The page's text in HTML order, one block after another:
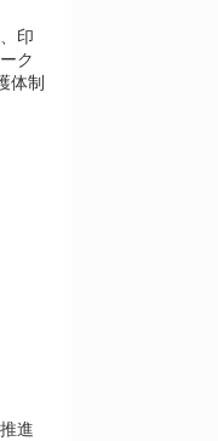
印
ク
体制
進